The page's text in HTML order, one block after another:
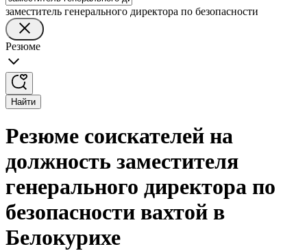
заместитель генерального директора по безопасности
Резюме
Найти
Резюме соискателей на
должность заместителя
генерального директора по
безопасности вахтой в
Белокурихе